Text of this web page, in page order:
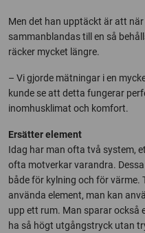
Men det han upptäckt är att
sammanblandas till en så
räcker mycket längre.
– Vi gjorde mätningar i en
kunde se att detta fungerar
inomhusklimat och komfort.
Ersätter element
Idag har man ofta två system,
ofta motverkar varandra.
både för kylning och för värme.
använda element, man kan
upp ett rum. Man sparar också
ha så högt utgångstryck utan